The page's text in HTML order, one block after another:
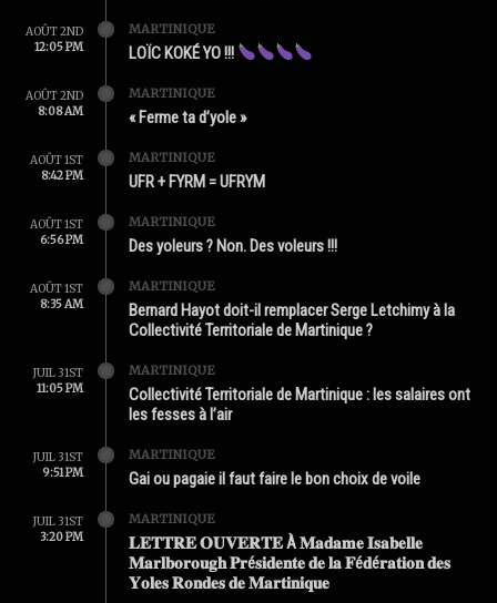
AOÛT 2ND
12:05 PM
MARTINIQUE
LOÏC KOKÉ YO !!!
AOÛT 2ND
8:08 AM
MARTINIQUE
« Ferme ta d’yole »
AOÛT 1ST
8:42 PM
MARTINIQUE
UFR + FYRM = UFRYM
AOÛT 1ST
6:56 PM
MARTINIQUE
Des yoleurs ? Non. Des voleurs !!!
AOÛT 1ST
8:35 AM
MARTINIQUE
Bernard Hayot doit-il remplacer Serge Letchimy à la
Collectivité Territoriale de Martinique ?
JUIL 31ST
11:05 PM
MARTINIQUE
Collectivité Territoriale de Martinique : les salaires ont
les fesses à l’air
JUIL 31ST
9:51 PM
MARTINIQUE
Gai ou pagaie il faut faire le bon choix de voile
JUIL 31ST
3:20 PM
MARTINIQUE
𝐋𝐄𝐓𝐓𝐑𝐄 𝐎𝐔𝐕𝐄𝐑𝐓𝐄 À 𝐌𝐚𝐝𝐚𝐦𝐞 𝐈𝐬𝐚𝐛𝐞𝐥𝐥𝐞
𝐌𝐚𝐫𝐥𝐛𝐨𝐫𝐨𝐮𝐠𝐡 𝐏𝐫é𝐬𝐢𝐝𝐞𝐧𝐭𝐞 𝐝𝐞 𝐥𝐚 𝐅é𝐝é𝐫𝐚𝐭𝐢𝐨𝐧 𝐝𝐞𝐬
𝐘𝐨𝐥𝐞𝐬 𝐑𝐨𝐧𝐝𝐞𝐬 𝐝𝐞 𝐌𝐚𝐫𝐭𝐢𝐧𝐢𝐪𝐮𝐞